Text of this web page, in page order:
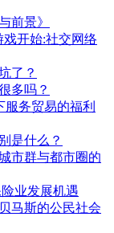
前景》
开始:社交网络
了？
多吗？
服务贸易的福利
是什么？
市群与都市圈的
业发展机遇
马斯的公民社会